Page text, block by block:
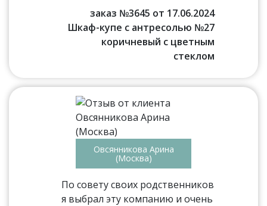
заказ №3645 от 17.06.2024
Шкаф-купе с антресолью №27
коричневый с цветным
стеклом
Овсянникова Арина
(Москва)
По совету своих родственников
я выбрал эту компанию и очень